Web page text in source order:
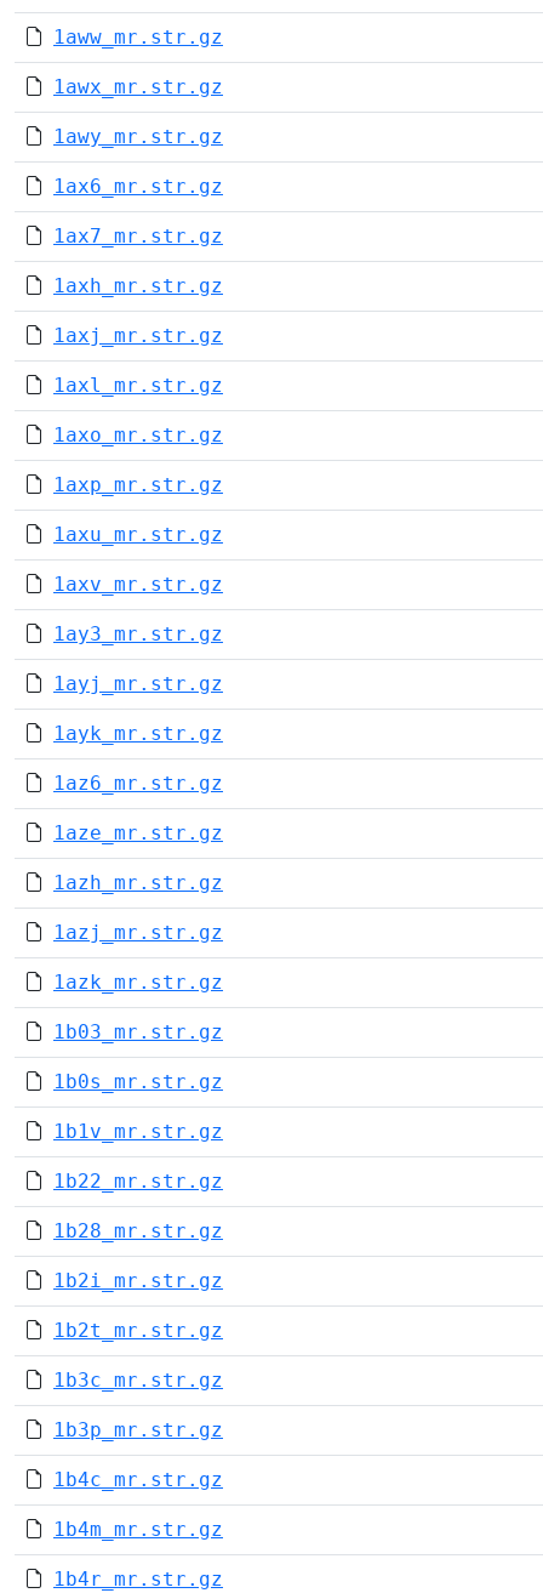
1aww_mr.str.gz
1awx_mr.str.gz
1awy_mr.str.gz
1ax6_mr.str.gz
1ax7_mr.str.gz
1axh_mr.str.gz
1axj_mr.str.gz
1axl_mr.str.gz
1axo_mr.str.gz
1axp_mr.str.gz
1axu_mr.str.gz
1axv_mr.str.gz
1ay3_mr.str.gz
1ayj_mr.str.gz
1ayk_mr.str.gz
1az6_mr.str.gz
1aze_mr.str.gz
1azh_mr.str.gz
1azj_mr.str.gz
1azk_mr.str.gz
1b03_mr.str.gz
1b0s_mr.str.gz
1b1v_mr.str.gz
1b22_mr.str.gz
1b28_mr.str.gz
1b2i_mr.str.gz
1b2t_mr.str.gz
1b3c_mr.str.gz
1b3p_mr.str.gz
1b4c_mr.str.gz
1b4m_mr.str.gz
1b4r_mr.str.gz